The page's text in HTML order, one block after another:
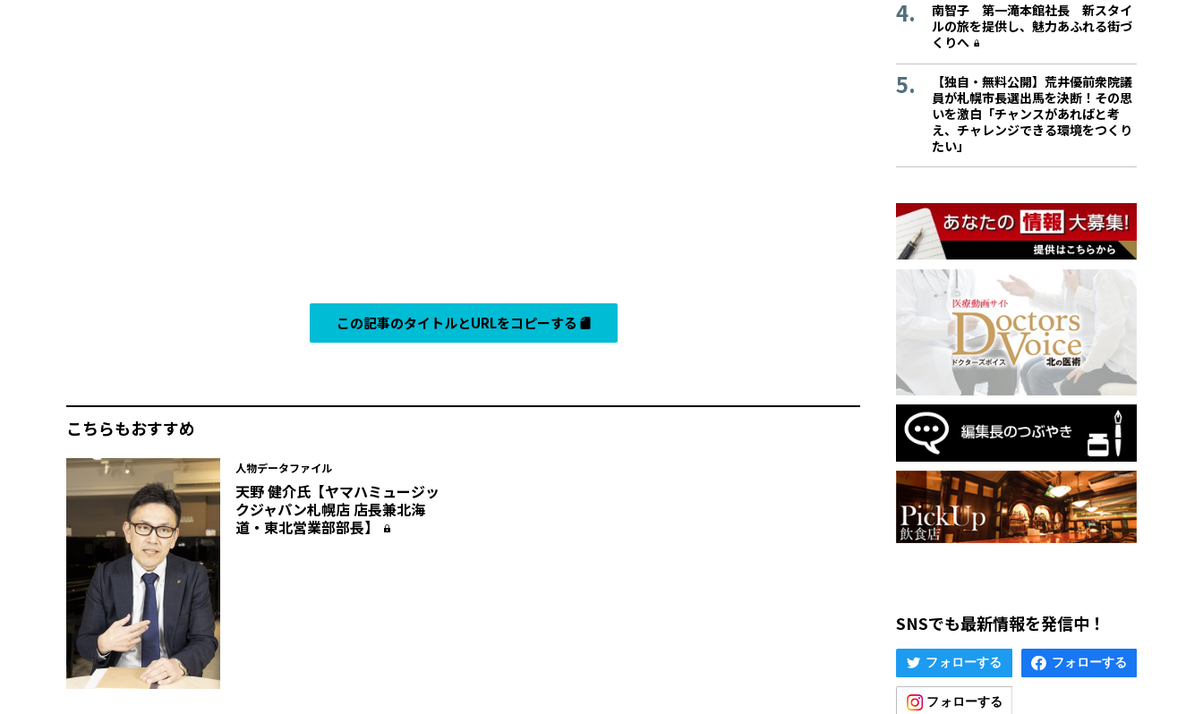
この記事のタイトルとURLをコピーする
こちらもおすすめ
人物データファイル
天野 健介氏【ヤマハミュージッ
クジャパン札幌店 店長兼北海
道・東北営業部部長】
南智子 第一滝本館社長 新スタイ
ルの旅を提供し、魅力あふれる街づ
くりへ
【独自・無料公開】荒井優前衆院議
員が札幌市長選出馬を決断！その思
いを激白「チャンスがあればと考
え、チャレンジできる環境をつくり
たい」
SNSでも最新情報を発信中！